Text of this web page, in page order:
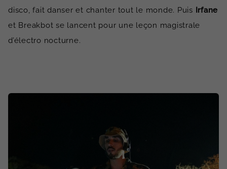
disco, fait danser et chanter tout le monde. Puis Irfane
et Breakbot se lancent pour une leçon magistrale
d’électro nocturne.